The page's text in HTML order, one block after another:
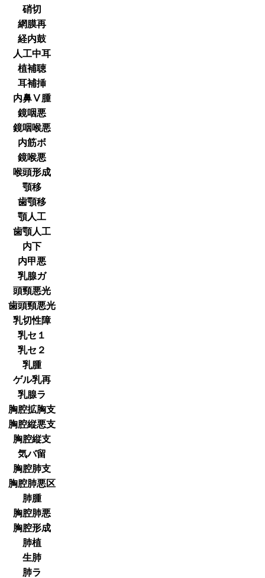
硝切
網膜再
経内鼓
人工中耳
植補聴
耳補挿
内鼻Ⅴ腫
鏡咽悪
鏡咽喉悪
内筋ボ
鏡喉悪
喉頭形成
顎移
歯顎移
顎人工
歯顎人工
内下
内甲悪
乳腺ガ
頭頸悪光
歯頭頸悪光
乳切性障
乳セ１
乳セ２
乳腫
ゲル乳再
乳腺ラ
胸腔拡胸支
胸腔縦悪支
胸腔縦支
気バ留
胸腔肺支
胸腔肺悪区
肺腫
胸腔肺悪
胸腔形成
肺植
生肺
肺ラ